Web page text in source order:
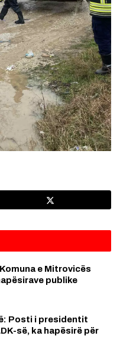
e Mitrovicës
publike
Posti i presidentit
së, ka hapësirë për